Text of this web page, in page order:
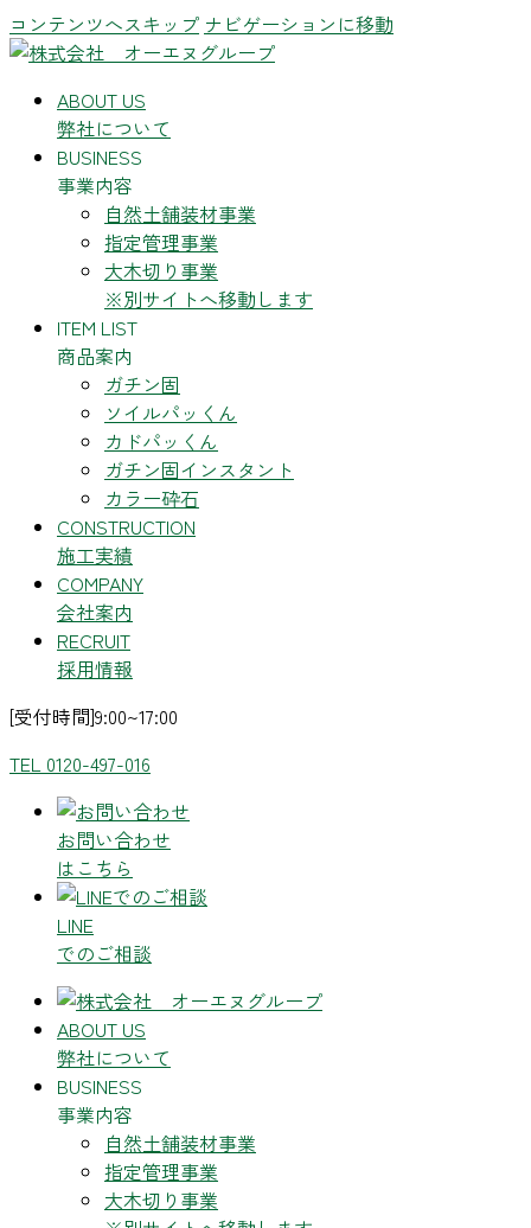
コンテンツへスキップ ナビゲーションに移動
ABOUT US
弊社について
BUSINESS
事業内容
自然土舗装材事業
指定管理事業
大木切り事業
※別サイトへ移動します
ITEM LIST
商品案内
ガチン固
ソイルパッくん
カドパッくん
ガチン固インスタント
カラー砕石
CONSTRUCTION
施工実績
COMPANY
会社案内
RECRUIT
採用情報
[受付時間]9:00~17:00
TEL 0120-497-016
お問い合わせ
はこちら
LINE
でのご相談
ABOUT US
弊社について
BUSINESS
事業内容
自然土舗装材事業
指定管理事業
大木切り事業